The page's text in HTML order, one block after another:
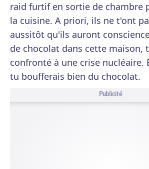
raid furtif en sortie de chambre
la cuisine. A priori, ils ne t'ont
aussitôt qu'ils auront
de chocolat dans cette maison,
confronté à une crise nucléaire.
tu boufferais bien du chocolat.
Publicité